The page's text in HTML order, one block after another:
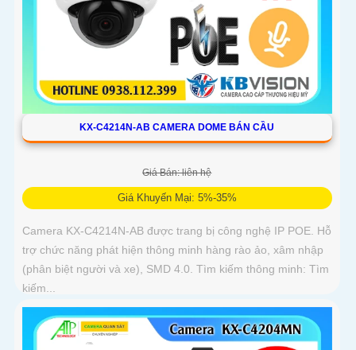
KX-C4214N-AB CAMERA DOME BÁN CẦU
Giá Bán: liên hệ
Giá Khuyến Mại: 5%-35%
Camera KX-C4214N-AB được trang bị công nghệ IP POE. Hỗ
trợ chức năng phát hiện thông minh hàng rào ảo, xâm nhập
(phân biệt người và xe), SMD 4.0. Tìm kiếm thông minh: Tìm
kiếm...